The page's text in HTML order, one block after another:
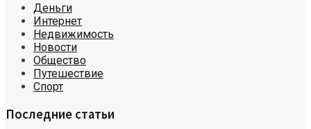
Деньги
Интернет
Недвижимость
Новости
Общество
Путешествие
Спорт
Последние статьи